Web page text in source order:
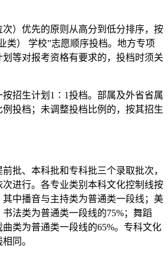
优先的原则从高分到低分排序，按
类） 学校”志愿顺序投档。地方专项
等对报考资格有要求的，投档时须关
招生计划1∶1投档。部属及外省省属
投档；未调整投档比例的，按其招生
、本科批和专科批三个录取批次，
进行。各专业类别本科文化控制线按
中播音与主持类为普通类一段线；美
法类为普通类一段线的75%；舞蹈
类为普通类一段线的65%。专科文化
同。